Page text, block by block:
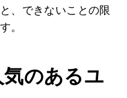
、できないことの限
。
のあるユ